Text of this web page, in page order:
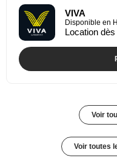
VIVA
Disponible en
Location
Voir
Voir toutes